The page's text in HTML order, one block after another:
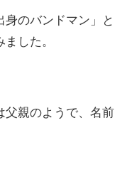
のバンドマン」と
した。
父親のようで、名前